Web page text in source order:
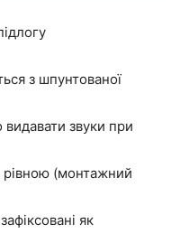
з шпунтованої
видавати звуки при
(монтажний
як